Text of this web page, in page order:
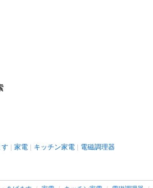
家電 キッチン家電 電磁調理器